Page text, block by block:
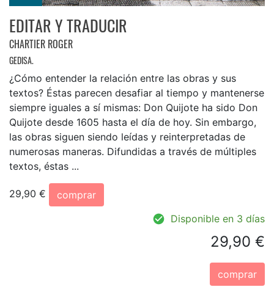
EDITAR Y TRADUCIR
CHARTIER ROGER
GEDISA.
¿Cómo entender la relación entre las obras y sus
textos? Éstas parecen desafiar al tiempo y mantenerse
siempre iguales a sí mismas: Don Quijote ha sido Don
Quijote desde 1605 hasta el día de hoy. Sin embargo,
las obras siguen siendo leídas y reinterpretadas de
numerosas maneras. Difundidas a través de múltiples
textos, éstas ...
29,90 €
comprar
Disponible en 3 días
29,90 €
comprar